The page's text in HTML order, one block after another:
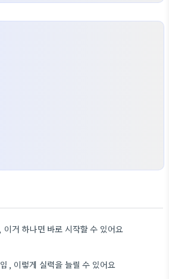
거 하나면 바로 시작할 수 있어요
, 이렇게 실력을 늘릴 수 있어요